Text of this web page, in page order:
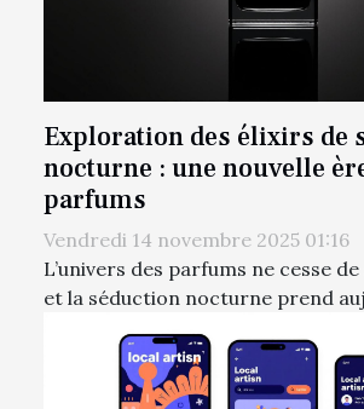
Exploration des élixirs de
nocturne : une nouvelle
parfums
Vendredi 14 novembre 2025 01:16
L’univers des parfums ne cesse
et la séduction nocturne prend